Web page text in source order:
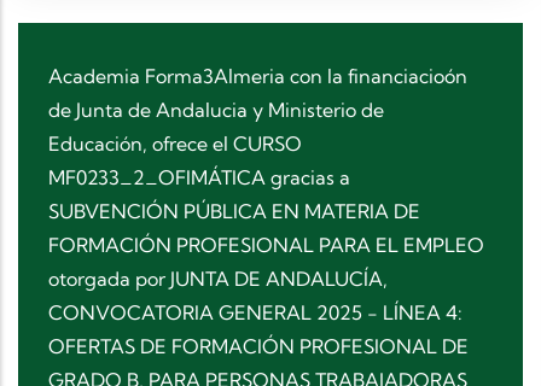
Academia Forma3Almeria con la financiacioón
de Junta de Andalucia y Ministerio de
Educación, ofrece el CURSO
MF0233_2_OFIMÁTICA gracias a
SUBVENCIÓN PÚBLICA EN MATERIA DE
FORMACIÓN PROFESIONAL PARA EL EMPLEO
otorgada por JUNTA DE ANDALUCÍA,
CONVOCATORIA GENERAL 2025 - LÍNEA 4:
OFERTAS DE FORMACIÓN PROFESIONAL DE
GRADO B, PARA PERSONAS TRABAJADORAS